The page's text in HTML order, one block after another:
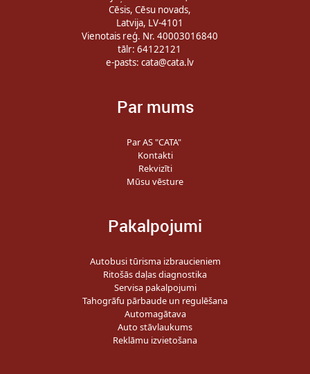
Cēsis, Cēsu novads,
Latvija, LV-4101
Vienotais reģ. Nr. 40003016840
tālr: 64122121
e-pasts: cata@cata.lv
Par mums
Par AS "CATA"
Kontakti
Rekvizīti
Mūsu vēsture
Pakalpojumi
Autobusi tūrisma izbraucieniem
Ritošās daļas diagnostika
Servisa pakalpojumi
Tahogrāfu pārbaude un regulēšana
Automagātava
Auto stāvlaukums
Reklāmu izvietošana